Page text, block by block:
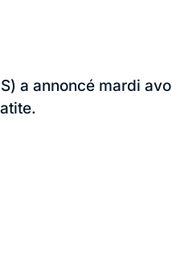
a annoncé mardi